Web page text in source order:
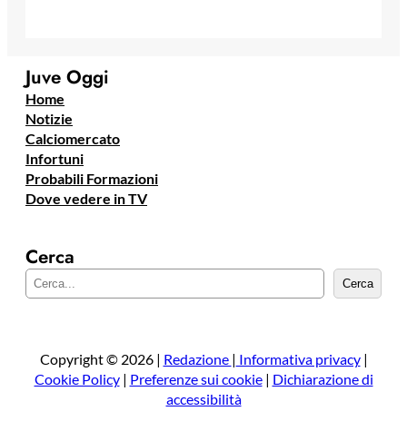
Juve Oggi
Home
Notizie
Calciomercato
Infortuni
Probabili Formazioni
Dove vedere in TV
Cerca
e
a
Cerca
Copyright © 2026 | Redazione | Informativa privacy|
Cookie Policy| Preferenze sui cookie| Dichiarazione di
accessibilità